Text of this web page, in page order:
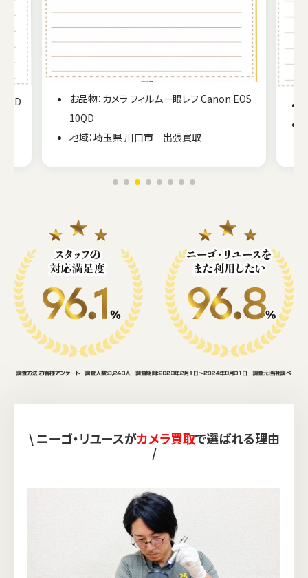
XD
お品物：カメラ フィルム一眼レフ Canon EOS
10QD
地域：埼玉県 川口市 出張買取
\ ニーゴ・リユースがカメラ買取で選ばれる理由
/